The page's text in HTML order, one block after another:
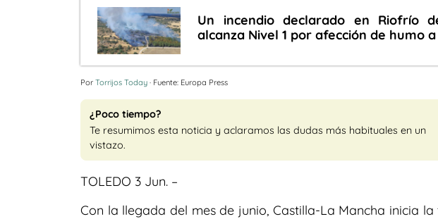
Un incendio declarado en Riofrío
alcanza Nivel 1 por afección de humo
Por Torrijos Today · Fuente: Europa Press
¿Poco tiempo?
Te resumimos esta noticia y aclaramos las dudas más habituales en un
vistazo.
TOLEDO 3 Jun. –
Con la llegada del mes de junio, Castilla-La Mancha inicia